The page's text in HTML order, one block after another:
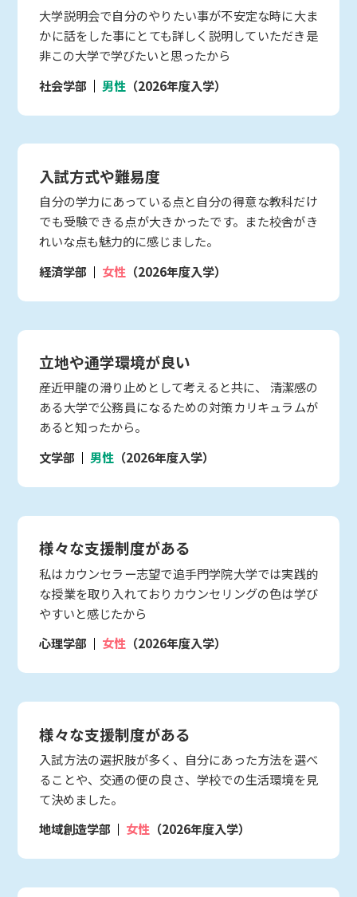
大学説明会で自分のやりたい事が不安定な時に大ま
かに話をした事にとても詳しく説明していただき是
非この大学で学びたいと思ったから
社会学部
男性 （2026年度入学）
入試方式や難易度
自分の学力にあっている点と自分の得意な教科だけ
でも受験できる点が大きかったです。また校舎がき
れいな点も魅力的に感じました。
経済学部
女性 （2026年度入学）
立地や通学環境が良い
産近甲龍の滑り止めとして考えると共に、 清潔感の
ある大学で公務員になるための対策カリキュラムが
あると知ったから。
文学部
男性 （2026年度入学）
様々な支援制度がある
私はカウンセラー志望で追手門学院大学では実践的
な授業を取り入れておりカウンセリングの色は学び
やすいと感じたから
心理学部
女性 （2026年度入学）
様々な支援制度がある
入試方法の選択肢が多く、自分にあった方法を選べ
ることや、交通の便の良さ、学校での生活環境を見
て決めました。
地域創造学部
女性 （2026年度入学）